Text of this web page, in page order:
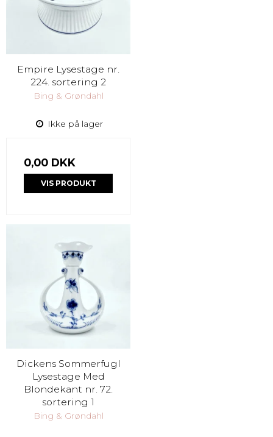
Empire Lysestage nr.
224. sortering 2
Bing & Grøndahl
Ikke på lager
0,00 DKK
VIS PRODUKT
Dickens Sommerfugl
Lysestage Med
Blondekant nr. 72.
sortering 1
Bing & Grøndahl